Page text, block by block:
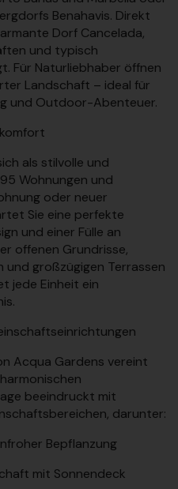
Benahavis. Direkt
Dorf Cancelada,
und typisch
Für Naturliebhaber öffnen
Landschaft – ideal für
und Outdoor-Abenteuer.
als stilvolle und
Wohnungen und
oder neuer
Sie eine perfekte
und einer Fülle an
offenen Grundrisse,
großzügigen Terrassen
jede Einheit ein
Acqua Gardens vereint
beeindruckt mit
darunter:
Bepflanzung
mit Sonnendeck